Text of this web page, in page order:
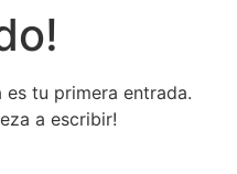
es tu primera entrada.
a escribir!